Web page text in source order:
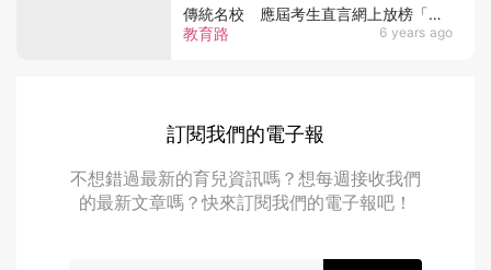
教育路 6 years ago
傳統名校 應屆考生直言網上放榜「無
儀式感」
訂閱我們的電子報
不想錯過最新的育兒資訊嗎？想每週接收我們
的最新文章嗎？快來訂閱我們的電子報吧！